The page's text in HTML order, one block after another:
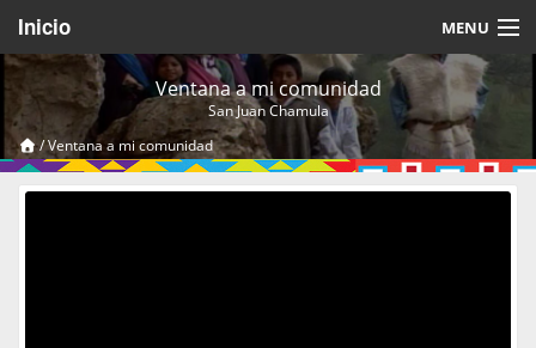
Inicio MENU
Acerca de
Videos Temáticos
Cerrar Sesión
Ventana a mi comunidad
San Juan Chamula
/Ventana a mi comunidad